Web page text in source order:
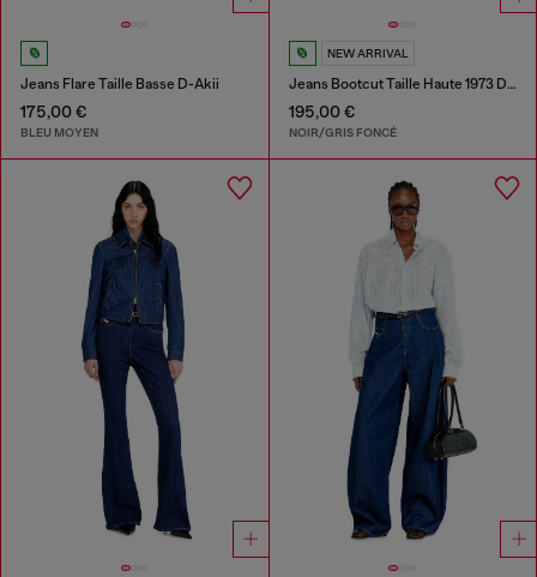
Jeans Flare Taille Basse D-Akii
175,00 €
BLEU MOYEN
NEW ARRIVAL
Jeans Bootcut Taille Haute 1973 D-Partt
195,00 €
NOIR/GRIS FONCÉ